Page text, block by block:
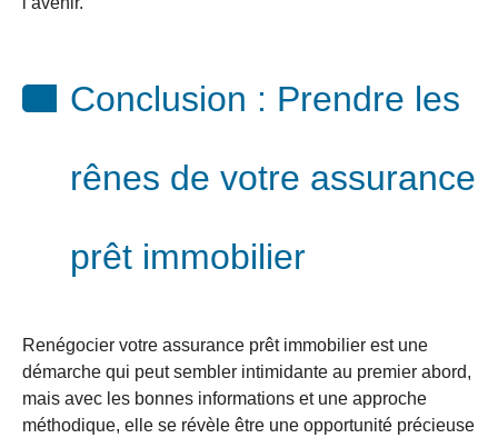
Conclusion : Prendre les
rênes de votre assurance
prêt immobilier
Renégocier votre assurance prêt immobilier est une
démarche qui peut sembler intimidante au premier abord,
mais avec les bonnes informations et une approche
méthodique, elle se révèle être une opportunité précieuse